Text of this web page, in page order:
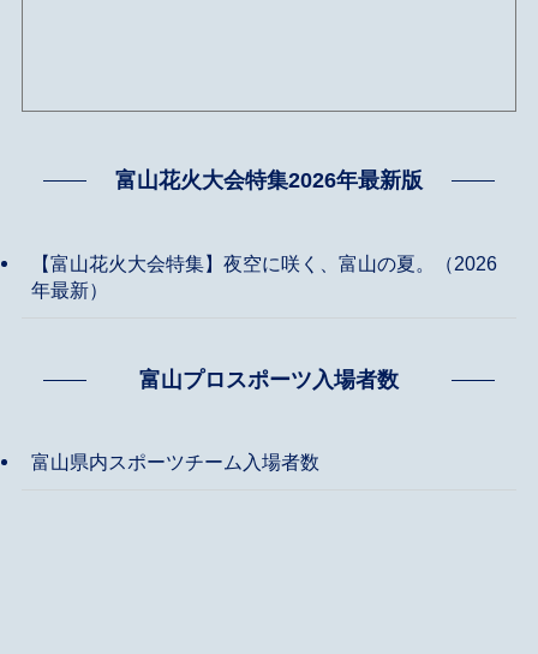
富山花火大会特集2026年最新版
【富山花火大会特集】夜空に咲く、富山の夏。（2026
年最新）
富山プロスポーツ入場者数
富山県内スポーツチーム入場者数